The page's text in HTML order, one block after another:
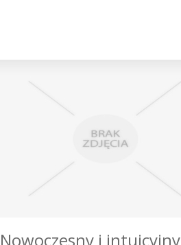
Nowoczesny i